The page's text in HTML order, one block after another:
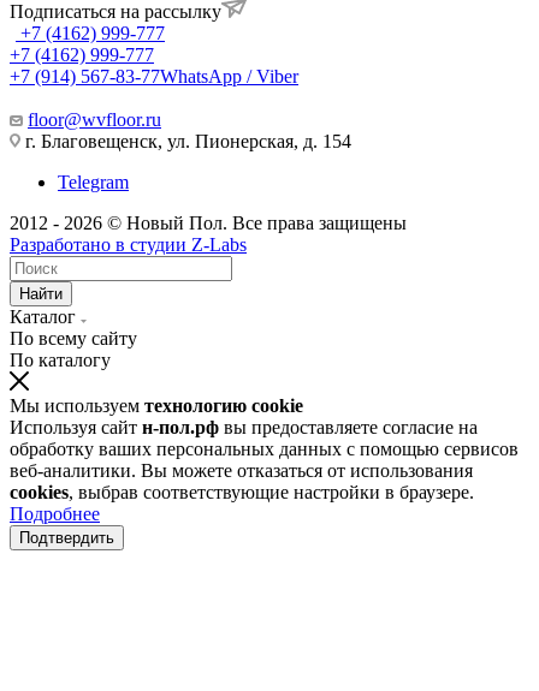
Подписаться на рассылку
+7 (4162) 999-777
+7 (4162) 999-777
+7 (914) 567-83-77WhatsApp / Viber
floor@wvfloor.ru
г. Благовещенск, ул. Пионерская, д. 154
Telegram
2012 - 2026 © Новый Пол. Все права защищены
Разработано в студии Z-Labs
Найти
Каталог
По всему сайту
По каталогу
Мы используем технологию cookie
Используя сайт н-пол.рф вы предоставляете согласие на
обработку ваших персональных данных с помощью сервисов
веб-аналитики. Вы можете отказаться от использования
cookies, выбрав соответствующие настройки в браузере.
Подробнее
Подтвердить